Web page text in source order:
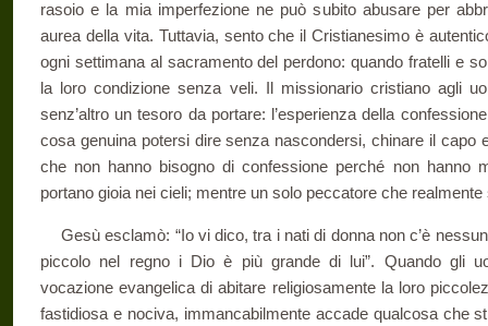
rasoio e la mia imperfezione ne può subito abusare per
aurea della vita. Tuttavia, sento che il Cristianesimo è
ogni settimana al sacramento del perdono: quando fratelli e
la loro condizione senza veli. Il missionario cristiano agli
senz’altro un tesoro da portare: l’esperienza della
cosa genuina potersi dire senza nascondersi, chinare il capo
che non hanno bisogno di confessione perché non hanno
portano gioia nei cieli; mentre un solo peccatore che
Gesù esclamò: “Io vi dico, tra i nati di donna non c’è
piccolo nel regno i Dio è più grande di lui”. Quando gli
vocazione evangelica di abitare religiosamente la loro
fastidiosa e nociva, immancabilmente accade qualcosa che